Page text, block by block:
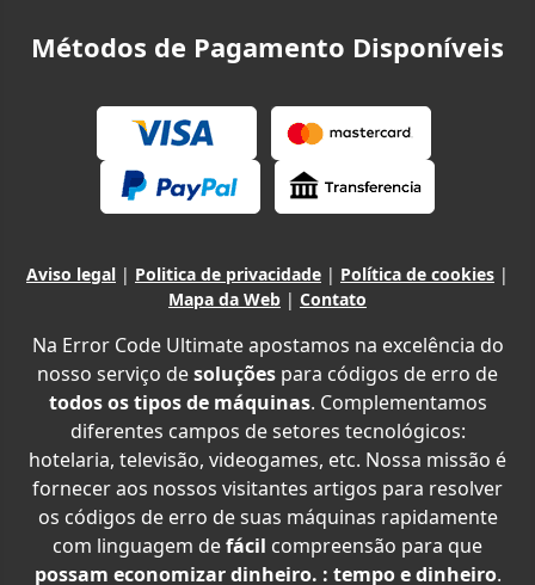
Métodos de Pagamento Disponíveis
Aviso legal | Politica de privacidade | Política de cookies |
Mapa da Web | Contato
Na Error Code Ultimate apostamos na excelência do
nosso serviço desoluções para códigos de erro de
todos os tipos de máquinas. Complementamos
diferentes campos de setores tecnológicos:
hotelaria, televisão, videogames, etc. Nossa missão é
fornecer aos nossos visitantes artigos para resolver
os códigos de erro de suas máquinas rapidamente
com linguagem defácil compreensão para que
possam economizar dinheiro. : tempo e dinheiro.